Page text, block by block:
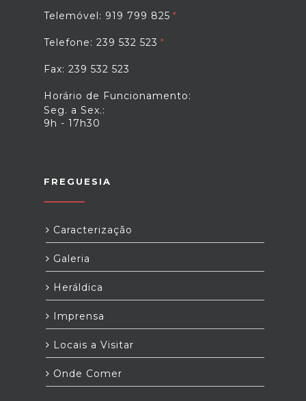
Telemóvel: 919 799 825
Telefone: 239 532 523
Fax: 239 532 523
Horário de Funcionamento:
Seg. a Sex.:
9h - 17h30
FREGUESIA
Caracterização
Galeria
Heráldica
Imprensa
Locais a Visitar
Onde Comer